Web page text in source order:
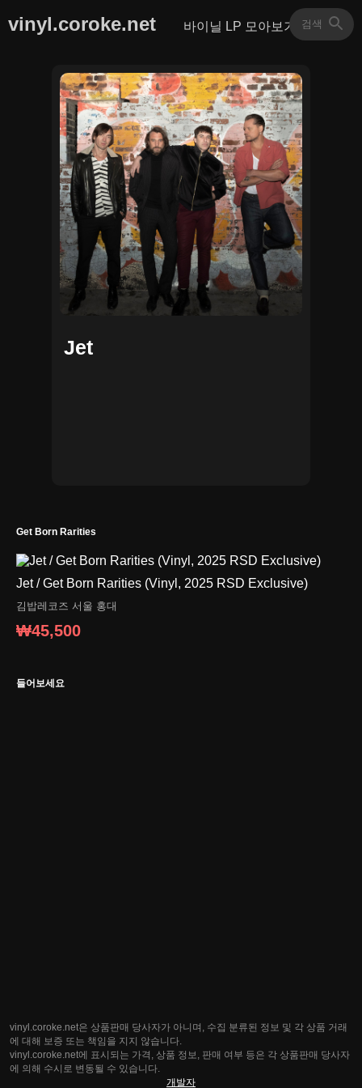
vinyl.coroke.net 바이닐 LP 모아보기
Jet
Get Born Rarities
Jet / Get Born Rarities (Vinyl, 2025 RSD Exclusive)
김밥레코즈 서울 홍대
₩45,500
들어보세요
vinyl.coroke.net은 상품판매 당사자가 아니며, 수집 분류된 정보 및 각 상품 거래
에 대해 보증 또는 책임을 지지 않습니다.
vinyl.coroke.net에 표시되는 가격, 상품 정보, 판매 여부 등은 각 상품판매 당사자
에 의해 수시로 변동될 수 있습니다.
개발자